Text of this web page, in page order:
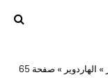
» الهاردوير » صفحة 65